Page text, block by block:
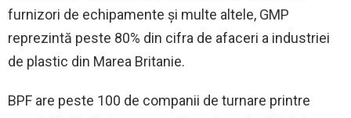
furnizori de echipamente și multe altele, GMP
reprezintă peste 80% din cifra de afaceri a industriei
de plastic din Marea Britanie.
BPF are peste 100 de companii de turnare printre